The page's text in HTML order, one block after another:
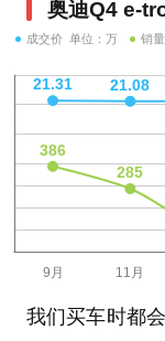
奥迪Q4 e-
成交价 单位：万 销
我们买车时都